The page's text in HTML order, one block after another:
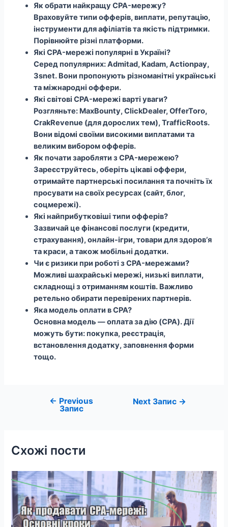
Як обрати найкращу CPA-мережу?
Враховуйте типи офферів, виплати, репутацію,
інструменти для афіліатів та якість підтримки.
Порівнюйте різні платформи.
Які CPA-мережі популярні в Україні?
Серед популярних: Admitad, Kadam, Actionpay,
3snet. Вони пропонують різноманітні українські
та міжнародні оффери.
Які світові CPA-мережі варті уваги?
Розгляньте: MaxBounty, ClickDealer, OfferToro,
CrakRevenue (для дорослих тем), TrafficRoots.
Вони відомі своїми високими виплатами та
великим вибором офферів.
Як почати заробляти з CPA-мережею?
Зареєструйтесь, оберіть цікаві оффери,
отримайте партнерські посилання та почніть їх
просувати на своїх ресурсах (сайт, блог,
соцмережі).
Які найприбутковіші типи офферів?
Зазвичай це фінансові послуги (кредити,
страхування), онлайн-ігри, товари для здоров’я
та краси, а також мобільні додатки.
Чи є ризики при роботі з CPA-мережами?
Можливі шахрайські мережі, низькі виплати,
складнощі з отриманням коштів. Важливо
ретельно обирати перевірених партнерів.
Яка модель оплати в CPA?
Основна модель — оплата за дію (CPA). Дії
можуть бути: покупка, реєстрація,
встановлення додатку, заповнення форми
тощо.
Навігація
← Previous
Запис
Next Запис →
Схожі пости